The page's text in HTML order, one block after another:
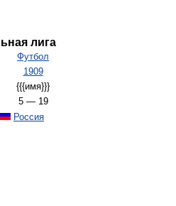
лига
Футбол
1909
{{{имя}}}
5 — 19
Россия